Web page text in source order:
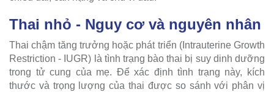
Thai nhỏ - Nguy cơ và nguyên nhân
Thai chậm tăng trưởng hoặc phát triển (Intrauterine Growth
Restriction - IUGR) là tình trạng bào thai bị suy dinh dưỡng
trong tử cung của mẹ. Để xác định tình trạng này, kích
thước và trọng lượng của thai được so sánh với phân vị